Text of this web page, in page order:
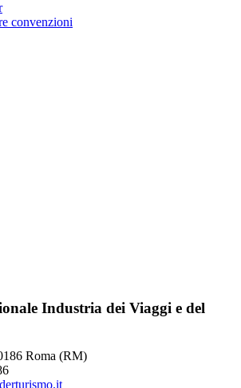
convenzioni
Industria dei Viaggi e del
Roma (RM)